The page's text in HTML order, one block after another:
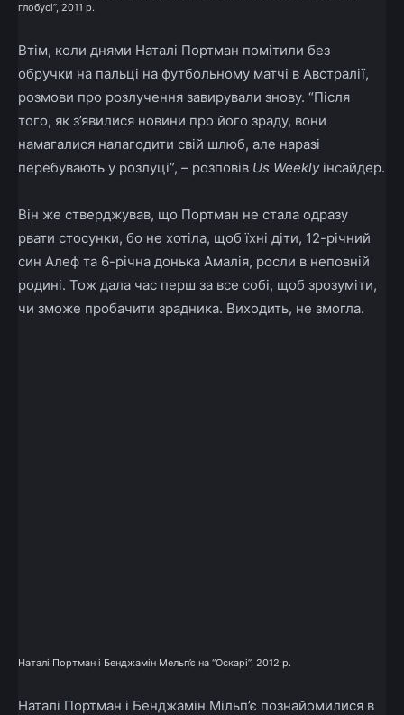
глобусі”, 2011 р.
Втім, коли днями Наталі Портман помітили без
обручки на пальці на футбольному матчі в Австралії,
розмови про розлучення завирували знову. “Після
того, як з’явилися новини про його зраду, вони
намагалися налагодити свій шлюб, але наразі
перебувають у розлуці”, – розповів Us Weekly інсайдер.
Він же стверджував, що Портман не стала одразу
рвати стосунки, бо не хотіла, щоб їхні діти, 12-річний
син Алеф та 6-річна донька Амалія, росли в неповній
родині. Тож дала час перш за все собі, щоб зрозуміти,
чи зможе пробачити зрадника. Виходить, не змогла.
Наталі Портман і Бенджамін Мельп’є на “Оскарі”, 2012 р.
Наталі Портман і Бенджамін Мільп’є познайомилися в